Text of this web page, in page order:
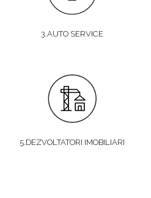
3.AUTO SERVICE
5.DEZVOLTATORI IMOBILIARI